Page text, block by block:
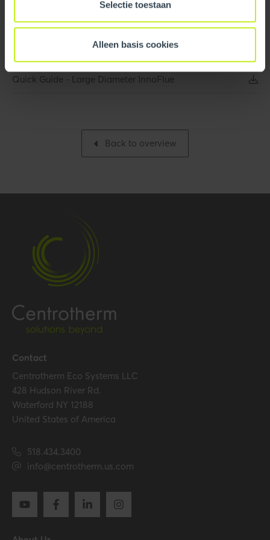
Selectie toestaan
Alleen basis cookies
Logistical
Base unit packaging Unpacked
Packaging / Trade
183 mm / 7.2 inch
Packaging / Trade width
Certification
Certificates (US/CAN)
Leaflet/flyer
Quick Guide - InnoFlue
Quick Guide - Large Diameter InnoFlue
Back to overview
Contact
Centrotherm Eco Systems LLC
428 Hudson River Rd.
Waterford NY 12188
United States of America
518.434.3400
info@centrotherm.us.com